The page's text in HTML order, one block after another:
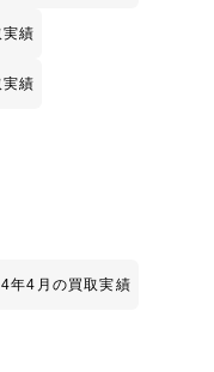
績
績
年4月の買取実績